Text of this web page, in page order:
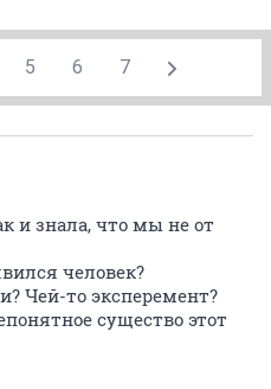
5 6 7
и знала, что мы не от
человек?
Чей-то эксперемент?
существо этот